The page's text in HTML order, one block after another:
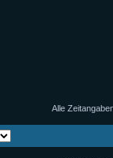
Alle